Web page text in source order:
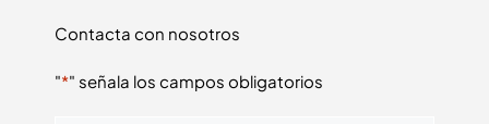
Contacta con nosotros
"*" señala los campos obligatorios